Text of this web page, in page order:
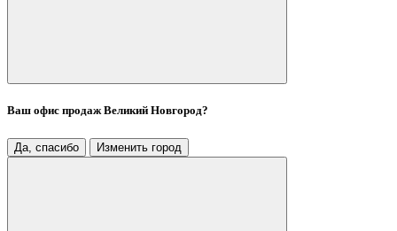
Ваш офис продажВеликий Новгород?
Да, спасибо Изменить город